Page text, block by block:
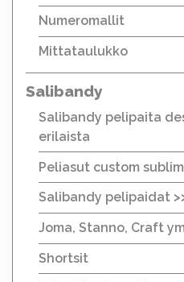
Numeromallit
Mittataulukko
Salibandy
Salibandy pelipaita
erilaista
Peliasut custom
Salibandy pelipaidat
Joma, Stanno, Craft
Shortsit